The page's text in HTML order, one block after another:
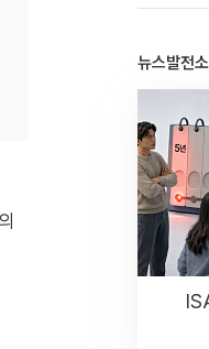
뉴스발전소